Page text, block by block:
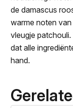
de damascus
warme noten
vleugje
dat alle
hand.